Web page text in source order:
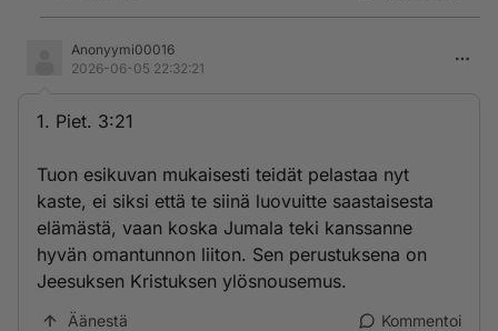
Anonyymi00016
2026-06-05 22:32:21
1. Piet. 3:21
Tuon esikuvan mukaisesti teidät pelastaa nyt
kaste, ei siksi että te siinä luovuitte saastaisesta
elämästä, vaan koska Jumala teki kanssanne
hyvän omantunnon liiton. Sen perustuksena on
Jeesuksen Kristuksen ylösnousemus.
Äänestä Kommentoi